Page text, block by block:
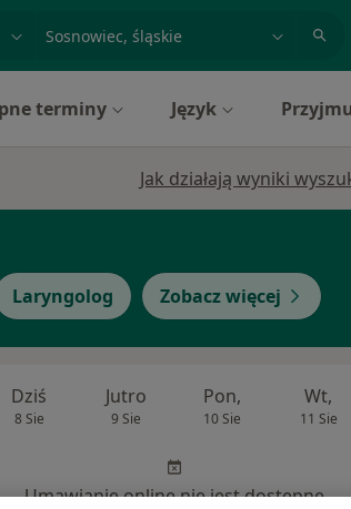
miasto lub dzielnica
terminy Język
Jak działają wyniki
Laryngolog Zobacz więcej
Dziś
8 Sie
Jutro
9 Sie
Pon,
10 Sie
Wt,
11 Sie
Umawianie online nie jest dostępne